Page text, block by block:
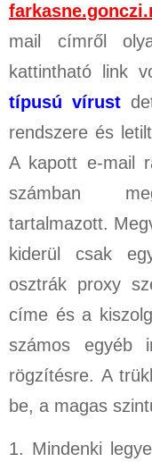
mail címről
kattintható link
típusú vírust
rendszere és
A kapott e-mail
számban
tartalmazott.
kiderül csak
osztrák proxy
címe és a
számos egyéb
rögzítésre. A
be, a magas
1. Mindenki